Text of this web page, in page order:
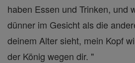
haben Essen und Trinken, und
dünner im Gesicht als die
deinem Alter sieht, mein Kopf
der König wegen dir. "